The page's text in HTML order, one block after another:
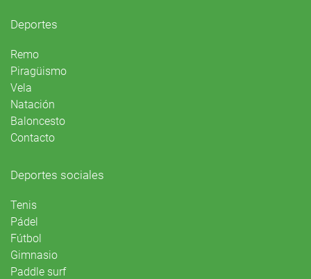
Deportes
Remo
Piragüismo
Vela
Natación
Baloncesto
Contacto
Deportes sociales
Tenis
Pádel
Fútbol
Gimnasio
Paddle surf